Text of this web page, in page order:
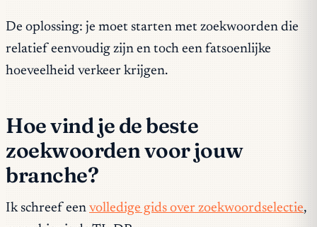
De oplossing: je moet starten met zoekwoorden die
relatief eenvoudig zijn en toch een fatsoenlijke
hoeveelheid verkeer krijgen.
Hoe vind je de beste
zoekwoorden voor jouw
branche?
Ik schreef een volledige gids over zoekwoordselectie,